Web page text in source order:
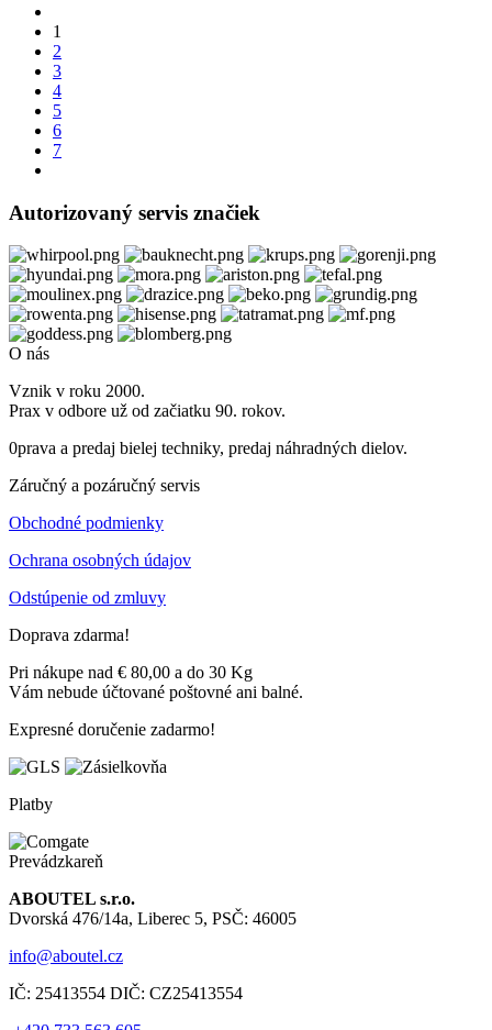
1
2
3
4
5
6
7
Autorizovaný servis značiek
O nás
Vznik v roku 2000.
Prax v odbore už od začiatku 90. rokov.
0prava a predaj bielej techniky, predaj náhradných dielov.
Záručný a pozáručný servis
Obchodné podmienky
Ochrana osobných údajov
Odstúpenie od zmluvy
Doprava zdarma!
Pri nákupe nad € 80,00 a do 30 Kg
Vám nebude účtované poštovné ani balné.
Expresné doručenie zadarmo!
Platby
Prevádzkareň
ABOUTEL s.r.o.
Dvorská 476/14a, Liberec 5, PSČ: 46005
info@aboutel.cz
IČ: 25413554 DIČ: CZ25413554